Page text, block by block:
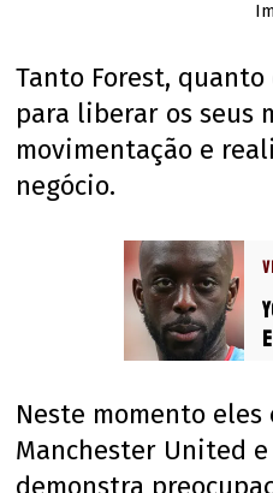
Tanto Forest, quanto
para liberar os seus
movimentação e
negócio.
Neste momento
Manchester United